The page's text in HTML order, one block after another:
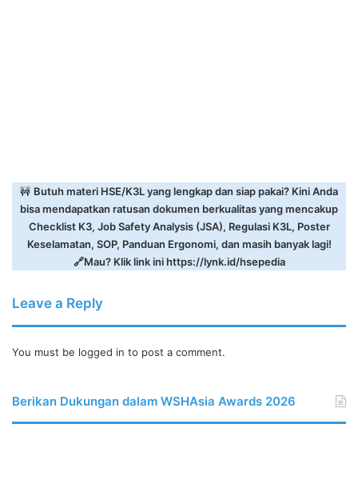
🚧 Butuh materi HSE/K3L yang lengkap dan siap pakai? Kini Anda
bisa mendapatkan ratusan dokumen berkualitas yang mencakup
Checklist K3, Job Safety Analysis (JSA), Regulasi K3L, Poster
Keselamatan, SOP, Panduan Ergonomi, dan masih banyak lagi!
🔗Mau? Klik link inihttps://lynk.id/hsepedia
Leave a Reply
You must be logged in to post a comment.
Berikan Dukungan dalam WSHAsia Awards 2026